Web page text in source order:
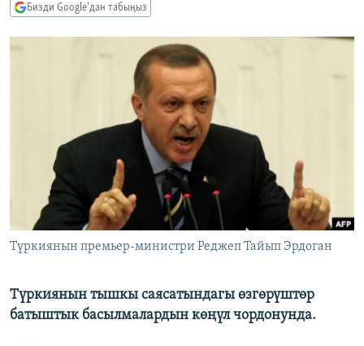
ЭКСПЕРТТЕР ТАЛДАЙТ
АЗАТТЫК+
ЫҢГАЙСЫЗ СУРООЛОР
ӨЗГӨЧӨ ПИКИР
ЭЕ/АРнун бардык сайттары
Бизди Google'дан табыңыз
Түркиянын премьер-министри Реджеп Тайып Эрдоган
Түркиянын тышкы саясатындагы өзгөрүштөр
батыштык басылмалардын көңүл чордонунда.